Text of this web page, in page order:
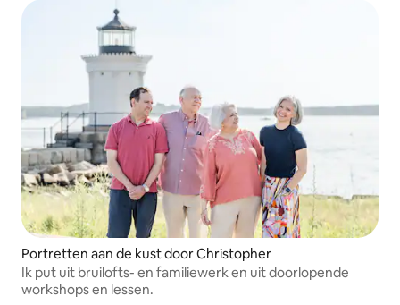
Portretten aan de kust door Christopher
Ik put uit bruilofts- en familiewerk en uit doorlopende
workshops en lessen.